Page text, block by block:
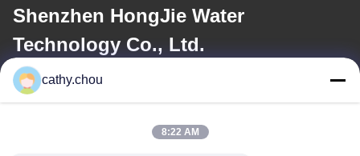
Shenzhen HongJie Water
Technology Co., Ltd.
電子メール
cathy.chou
8:22 AM